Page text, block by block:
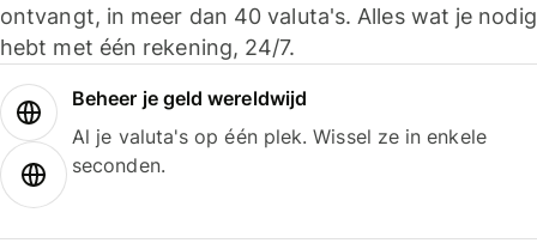
ontvangt, in meer dan 40 valuta's. Alles wat je nodig
hebt met één rekening, 24/7.
Beheer je geld wereldwijd
Al je valuta's op één plek. Wissel ze in enkele
seconden.